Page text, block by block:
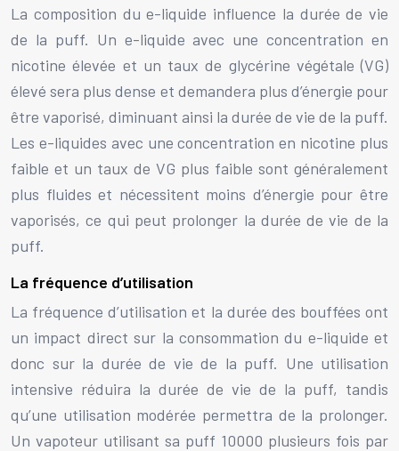
La composition du e-liquide influence la durée de vie
de la puff. Un e-liquide avec une concentration en
nicotine élevée et un taux de glycérine végétale (VG)
élevé sera plus dense et demandera plus d’énergie pour
être vaporisé, diminuant ainsi la durée de vie de la puff.
Les e-liquides avec une concentration en nicotine plus
faible et un taux de VG plus faible sont généralement
plus fluides et nécessitent moins d’énergie pour être
vaporisés, ce qui peut prolonger la durée de vie de la
puff.
La fréquence d’utilisation
La fréquence d’utilisation et la durée des bouffées ont
un impact direct sur la consommation du e-liquide et
donc sur la durée de vie de la puff. Une utilisation
intensive réduira la durée de vie de la puff, tandis
qu’une utilisation modérée permettra de la prolonger.
Un vapoteur utilisant sa puff 10000 plusieurs fois par